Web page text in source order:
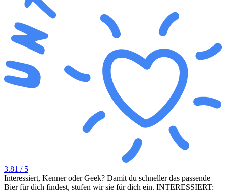
3.81 / 5
Interessiert, Kenner oder Geek? Damit du schneller das passende
Bier für dich findest, stufen wir sie für dich ein. INTERESSIERT: